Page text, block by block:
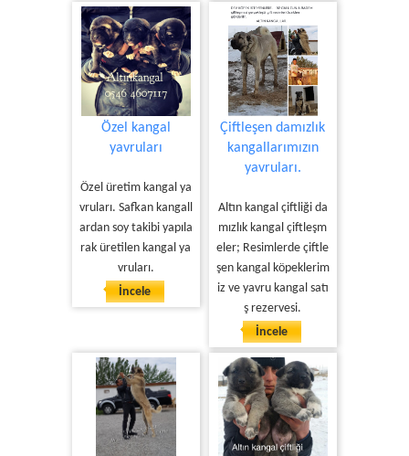
Özel kangal
yavruları
Özel üretim kangal ya
vruları. Safkan kangall
ardan soy takibi yapıla
rak üretilen kangal ya
vruları.
İncele
Çiftleşen damızlık
kangallarımızın
yavruları.
Altın kangal çiftliği da
mızlık kangal çiftleşm
eler; Resimlerde çiftle
şen kangal köpeklerim
iz ve yavru kangal satı
ş rezervesi.
İncele